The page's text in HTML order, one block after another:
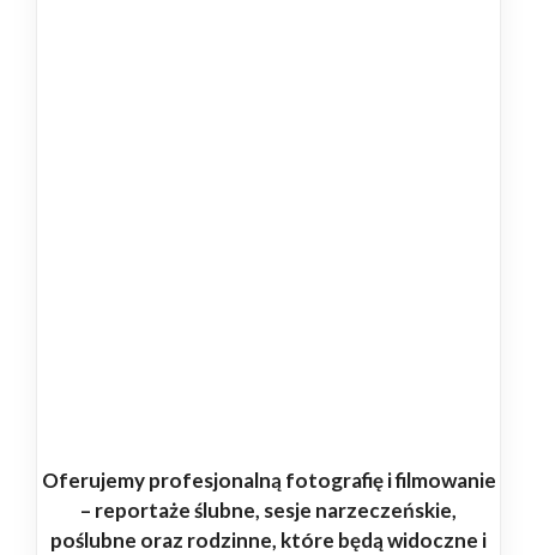
Oferujemy profesjonalną fotografię i filmowanie
– reportaże ślubne, sesje narzeczeńskie,
poślubne oraz rodzinne, które będą widoczne i